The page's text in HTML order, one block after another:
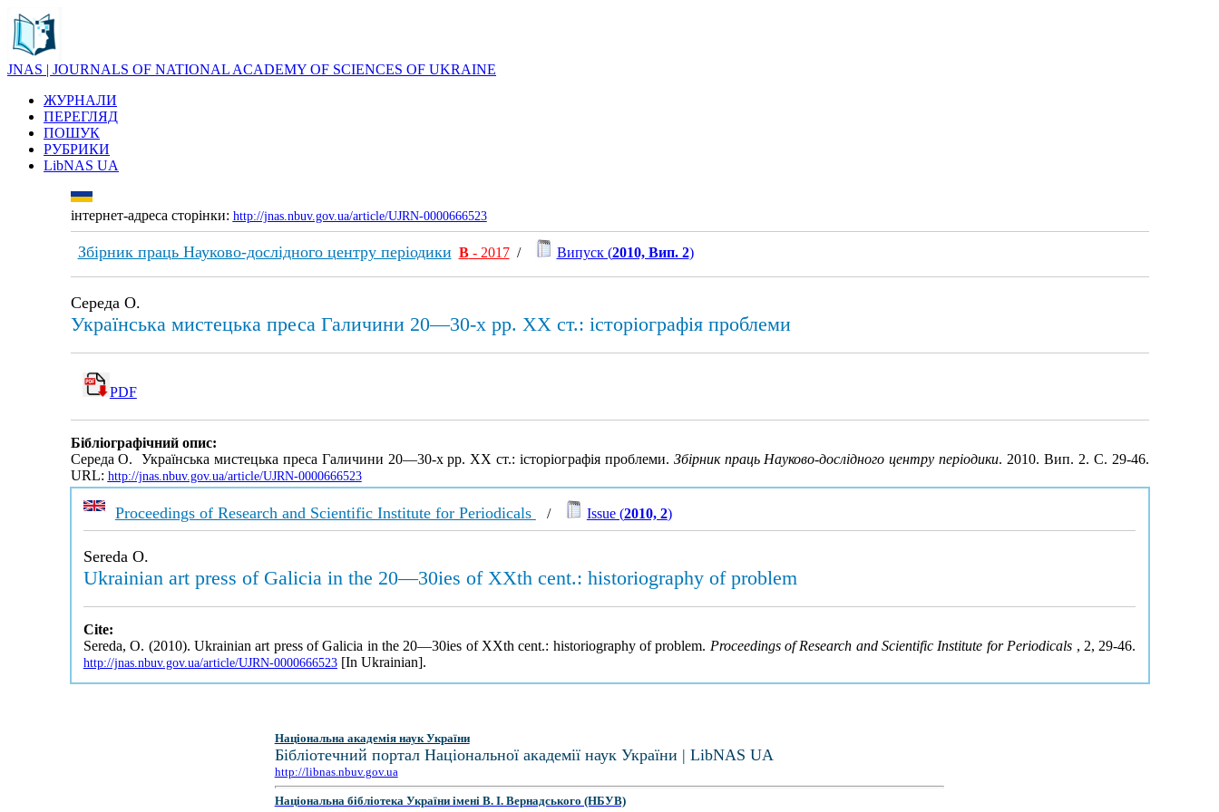
JNAS | JOURNALS OF NATIONAL ACADEMY OF SCIENCES OF UKRAINE
ЖУРНАЛИ
ПЕРЕГЛЯД
ПОШУК
РУБРИКИ
LibNAS UA
інтернет-адреса сторінки: http://jnas.nbuv.gov.ua/article/UJRN-0000666523
Збірник праць Науково-дослідного центру періодики В- 2017/ Випуск (2010, Вип. 2)
Середа О.
Українська мистецька преса Галичини 20—30-х рр. XX ст.: історіографія проблеми
PDF
Бібліографічний опис:
Середа О. Українська мистецька преса Галичини 20—30-х рр. XX ст.: історіографія проблеми. Збірник праць Науково-дослідного центру періодики. 2010. Вип. 2. С. 29-46.
URL: http://jnas.nbuv.gov.ua/article/UJRN-0000666523
Proceedings of Research and Scientific Institute for Periodicals / Issue (2010, 2)
Sereda O.
Ukrainian art press of Galicia in the 20—30ies of XXth cent.: historiography of problem
Cite:
Sereda, O. (2010). Ukrainian art press of Galicia in the 20—30ies of XXth cent.: historiography of problem. Proceedings of Research and Scientific Institute for Periodicals , 2, 29-46.
http://jnas.nbuv.gov.ua/article/UJRN-0000666523[In Ukrainian].
Національна академія наук України
Бібліотечний портал Національної академії наук України | LibNAS UA
http://libnas.nbuv.gov.ua
Національна бібліотека України імені В. І. Вернадського (НБУВ)